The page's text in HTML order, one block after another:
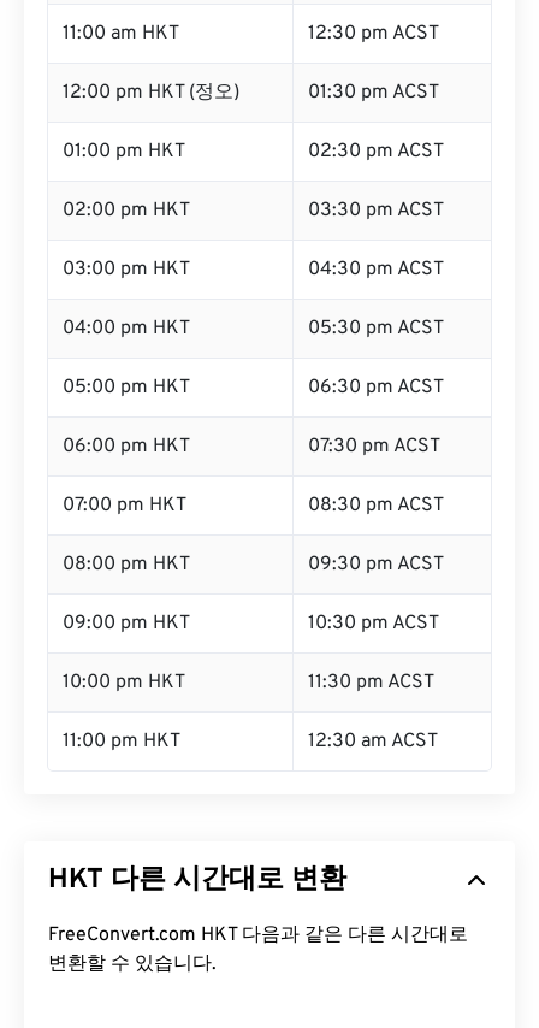
11:00 am HKT 12:30 pm ACST
12:00 pm HKT (정오) 01:30 pm ACST
01:00 pm HKT 02:30 pm ACST
02:00 pm HKT 03:30 pm ACST
03:00 pm HKT 04:30 pm ACST
04:00 pm HKT 05:30 pm ACST
05:00 pm HKT 06:30 pm ACST
06:00 pm HKT 07:30 pm ACST
07:00 pm HKT 08:30 pm ACST
08:00 pm HKT 09:30 pm ACST
09:00 pm HKT 10:30 pm ACST
10:00 pm HKT 11:30 pm ACST
11:00 pm HKT 12:30 am ACST
HKT 다른 시간대로 변환
FreeConvert.com HKT 다음과 같은 다른 시간대로
변환할 수 있습니다.